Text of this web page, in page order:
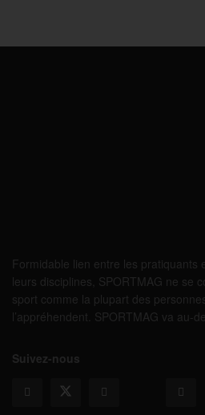
Formidable lien entre les pratiquants
leurs disciplines, SPORTMAG ne se
sport comme la plupart des
l’appréhendent. SPORTMAG va au-
Suivez-nous